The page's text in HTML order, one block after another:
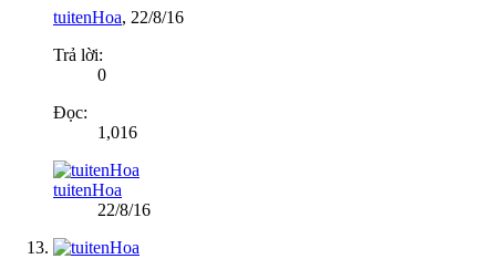
tuitenHoa, 22/8/16
Trả lời:
0
Đọc:
1,016
tuitenHoa
22/8/16